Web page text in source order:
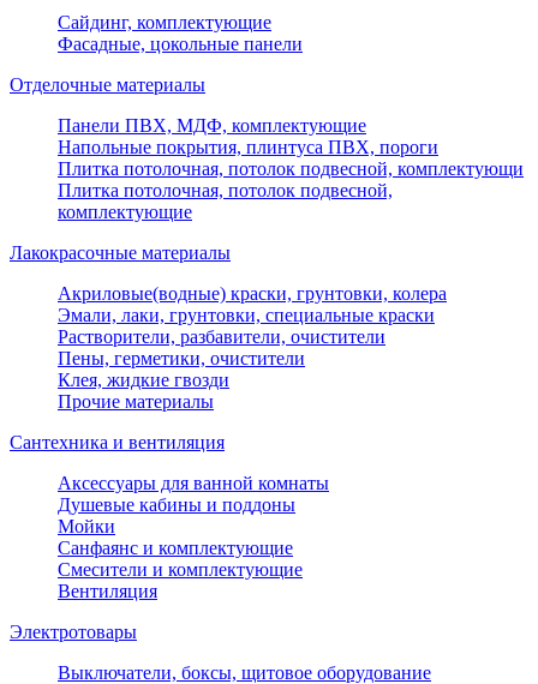
Сайдинг, комплектующие
Фасадные, цокольные панели
Отделочные материалы
Панели ПВХ, МДФ, комплектующие
Напольные покрытия, плинтуса ПВХ, пороги
Плитка потолочная, потолок подвесной, комплектующи
Плитка потолочная, потолок подвесной,
комплектующие
Лакокрасочные материалы
Акриловые(водные) краски, грунтовки, колера
Эмали, лаки, грунтовки, специальные краски
Растворители, разбавители, очистители
Пены, герметики, очистители
Клея, жидкие гвозди
Прочие материалы
Сантехника и вентиляция
Аксессуары для ванной комнаты
Душевые кабины и поддоны
Мойки
Санфаянс и комплектующие
Смесители и комплектующие
Вентиляция
Электротовары
Выключатели, боксы, щитовое оборудование